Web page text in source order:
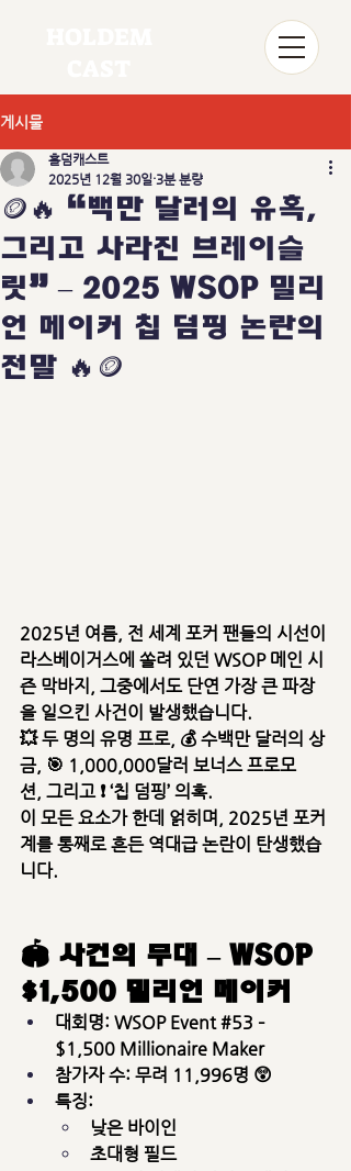
게시물
🪙🔥 “백만 달러의 유혹,
그리고 사라진 브레이슬
릿” – 2025 WSOP 밀리
언 메이커 칩 덤핑 논란의
전말 🔥🪙
홀덤캐스트
2025년 12월 30일 3분 분량
2025년 여름, 전 세계 포커 팬들의 시선이
라스베이거스에 쏠려 있던 WSOP 메인 시
즌 막바지 , 그중에서도 단연 가장 큰 파장
을 일으킨 사건이 발생했습니다.
💥 두 명의 유명 프로, 💰 수백만 달러의 상
금, 🎯 1,000,000달러 보너스 프로모
션, 그리고 ❗ ‘칩 덤핑’ 의혹.
이 모든 요소가 한데 얽히며, 2025년 포커
계를 통째로 흔든 역대급 논란이 탄생했습
니다.
🏟 사건의 무대 – WSOP
$1,500 밀리언 메이커
대회명: WSOP Event #53 –
$1,500 Millionaire Maker
참가자 수: 무려 11,996명 😲
특징:
낮은 바이인
초대형 필드